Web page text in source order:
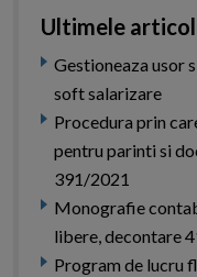
Ultimele
Gestioneaza usor
soft salarizare
Procedura prin
pentru parinti si
391/2021
Monografie
libere, decontare
Program de lucru